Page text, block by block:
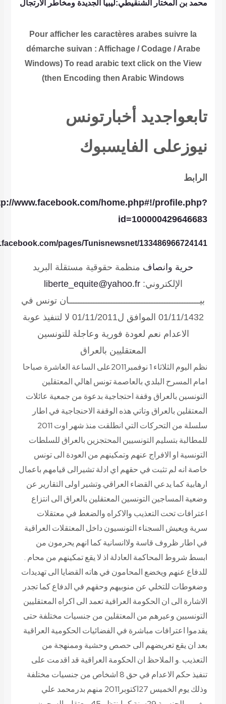
محمد بن المختار الشنقيطي:ليبيا الجديدة ومخاطر الارتجال
Pour afficher les caractères arabes suivre la
démarche suivan : Affichage / Codage / Arabe
Windows) To read arabic text click on the View
then Encoding then Arabic Windows)
تابعوا جديد أخبار تونس
نيوز على الفايسبوك
الرابط
www.facebook.com/home.php#!/profile.php?
id=100000429646683
pages/Tunisnewsnet/133486966724141
حرية وانصاف منظمة حقوقية مستقلة البريد
الإلكتروني:liberte_equite@yahoo.fr
بيــــــــــــــــــــــــــــــــــــــــــــــــــــان تونس في
01/11/1432 الموافق ل01/11/2011
لا لتنفيذ عوبة
الاعدام نعم لعودة فورية وعاجلة للتونسين
المعتقليين بالعراق
نظم اليوم الثلاثاء 1 نوفمبر2011على الساعة العاشرة صباحا
امام المسرح البلدي بالعاصمة تونس اهالي المعتقلين
التونسين بالعراق وقفة احتجاجية بدعوة من جمعية عائلات
المعتقلين بالعراق وتاتي هذه الوقفة الاحنجاجية في اطار
سلسلة من التحركات التي انطلقت منذ شهر اوت 2011
للمطالبة بتسليم التونسيين المحتجزين بالعراق للسلطات
التونسية او الافراج عنهم وتمكينهم من العودة الى تونس
خاصة انه لم تثبت في حقهم اي ادلة تشيرالى قيامهم باعمال
ارهابية كما يدعي القضاء العراقي.وتشير اولى التقارير عن
وضعية المساجين التونسين المعتقلين بالعراق الى انتزاع
اعترافات تحت التعذيب والاكراه والضغط في معتقلات
سرية ويعيش السجناء التونسيون داخل المعتقلات العراقية
في اطار ظروف قاسة ولاانسانية كما انهم يحرمون من
ابسط شروط المحاكمة العادلة اذ لا يقع تمكينهم من محام .
للدفاع عنهم ويخضع المحامون في هاته القضايا الى تهديدات
وضغوطات للتخلي عن منوبيهم وحقهم في الدفاع كما تجدر
الاشارة الى ان الحكومة العراقية تعمد الى اكراه المعتقليين
التونسيين وعيرهم من المعتقلين من جنسيات مختلفة حتى
يقدموا اعترافات مباشرة في الفضائيات الحكومية العراقية
بعد ان يقع تعريضهم الى حصص وحشية وممنهجة من
التعذيب .و الملاحظ ان الحكومة العراقية قد اقدمت على
تنفيذ حكم الاعدام في حق 8 اشخاص من جنسيات مختلفة
وذلك يوم الخميس 27اكتوبر2011 منهم بدرمحمد علي